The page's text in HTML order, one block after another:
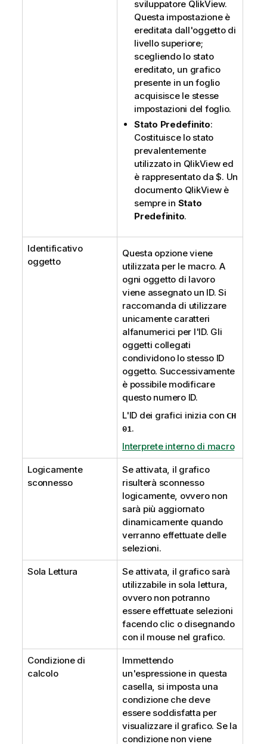
sviluppatore QlikView.
Questa impostazione è
ereditata dall'oggetto di
livello superiore;
scegliendo lo stato
ereditato, un grafico
presente in un foglio
acquisisce le stesse
impostazioni del foglio.
Stato Predefinito:
Costituisce lo stato
prevalentemente
utilizzato in QlikView ed
è rappresentato da $. Un
documento QlikView è
sempre in Stato
Predefinito.
Identificativo
oggetto
Questa opzione viene
utilizzata per le macro. A
ogni oggetto di lavoro
viene assegnato un ID. Si
raccomanda di utilizzare
unicamente caratteri
alfanumerici per l'ID. Gli
oggetti collegati
condividono lo stesso ID
oggetto. Successivamente
è possibile modificare
questo numero ID.
L'ID dei grafici inizia con CH
01.
Interprete interno di macro
Logicamente
sconnesso
Se attivata, il grafico
risulterà sconnesso
logicamente, ovvero non
sarà più aggiornato
dinamicamente quando
verranno effettuate delle
selezioni.
Sola Lettura
Se attivata, il grafico sarà
utilizzabile in sola lettura,
ovvero non potranno
essere effettuate selezioni
facendo clic o disegnando
con il mouse nel grafico.
Condizione di
calcolo
Immettendo
un'espressione in questa
casella, si imposta una
condizione che deve
essere soddisfatta per
visualizzare il grafico. Se la
condizione non viene